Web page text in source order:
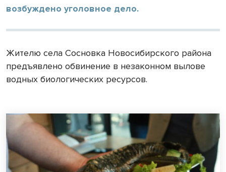
возбуждено уголовное дело.
Жителю села Сосновка Новосибирского района
предъявлено обвинение в незаконном вылове
водных биологических ресурсов.